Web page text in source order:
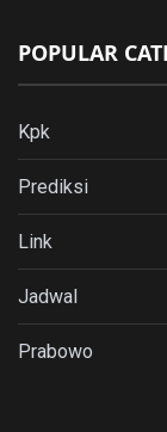
POPULAR
Kpk
Prediksi
Link
Jadwal
Prabowo